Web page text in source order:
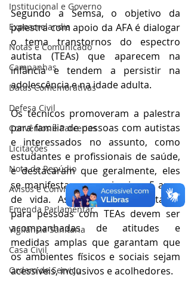
Institucional e Governo
Expoacrelandia
Notas e Comunicado
Campanhas
Datas Comemorativas
Defesa Civil
Convênios e Parcerias
Licitações
Nota de Repúdio
Avisos e Convites
Emenda Parlamentar
Vigilância Sanitária
Casa Civil
Ordem de Serviço
Segundo a Semsa, o objetivo da
palestra com apoio da AFA é dialogar
o tema transtornos do espectro
autista (TEAs) que aparecem na
infância e tendem a persistir na
adolescência e na idade adulta.
Os técnicos promoveram a palestra
para família de pessoas com autistas
e interessados no assunto, como
estudantes e profissionais de saúde,
e destacaram que geralmente, eles
se manifestam nos primeiros 5 anos
de vida. As intervenções voltadas
para pessoas com TEAs devem ser
acompanhadas de atitudes e
medidas amplas que garantam que
os ambientes físicos e sociais sejam
acessíveis, inclusivos e acolhedores.